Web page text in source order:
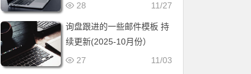
11/27
28
询盘跟进的一些邮件模板 持
续更新(2025-10月份）
11/03
27